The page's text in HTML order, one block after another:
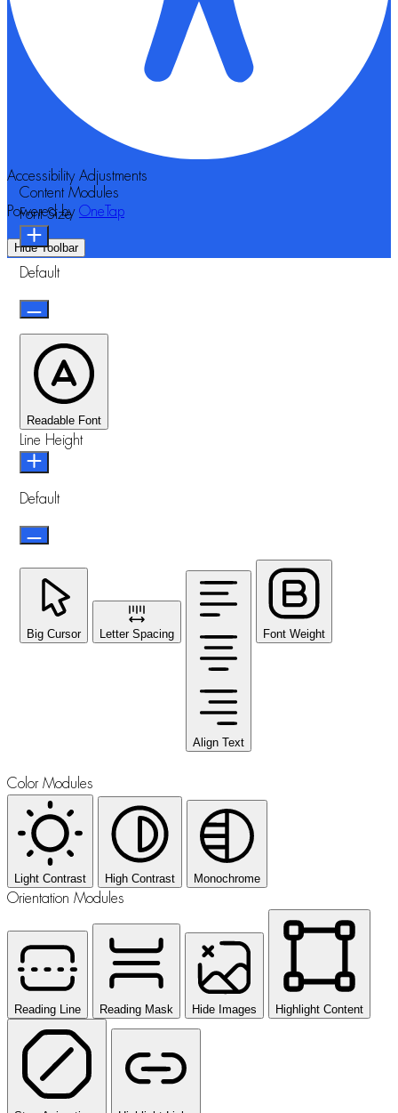
Accessibility Adjustments
Powered by OneTap
Hide Toolbar
Content Modules
Font Size
Default
Readable Font
Line Height
Default
Big Cursor Letter Spacing
Align Text
Font Weight
Color Modules
Light Contrast High Contrast Monochrome
Orientation Modules
Reading Line Reading Mask Hide Images Highlight Content